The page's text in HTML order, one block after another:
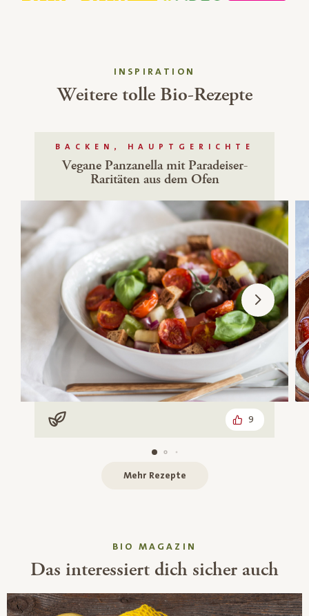
INSPIRATION
Weitere tolle Bio-Rezepte
BACKEN, HAUPTGERICHTE
Vegane Panzanella mit Paradeiser-
Raritäten aus dem Ofen
Vegan 9
Mehr Rezepte
BIO MAGAZIN
Das interessiert dich sicher auch